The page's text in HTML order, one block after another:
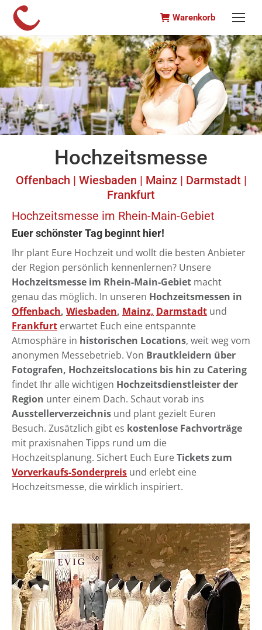
Warenkorb
Hochzeitsmesse
Offenbach | Wiesbaden | Mainz | Darmstadt |
Frankfurt
Hochzeitsmesse im Rhein-Main-Gebiet
Euer schönster Tag beginnt hier!
Ihr plant Eure Hochzeit und wollt die besten Anbieter
der Region persönlich kennenlernen? Unsere
Hochzeitsmesse im Rhein-Main-Gebiet macht
genau das möglich. In unseren Hochzeitsmessen in
Offenbach, Wiesbaden, Mainz, Darmstadt und
Frankfurt erwartet Euch eine entspannte
Atmosphäre in historischen Locations, weit weg vom
anonymen Messebetrieb. Von Brautkleidern über
Fotografen, Hochzeitslocations bis hin zu Catering
findet Ihr alle wichtigen Hochzeitsdienstleister der
Region unter einem Dach. Schaut vorab ins
Ausstellerverzeichnis und plant gezielt Euren
Besuch. Zusätzlich gibt es kostenlose Fachvorträge
mit praxisnahen Tipps rund um die
Hochzeitsplanung. Sichert Euch EureTickets zum
Vorverkaufs-Sonderpreis und erlebt eine
Hochzeitsmesse, die wirklich inspiriert.